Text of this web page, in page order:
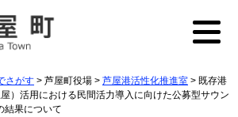
さがす > 芦屋町役場 > 芦屋港活性化推進室 > 既存港
）活用における民間活力導入に向けた公募型サウン
結果について